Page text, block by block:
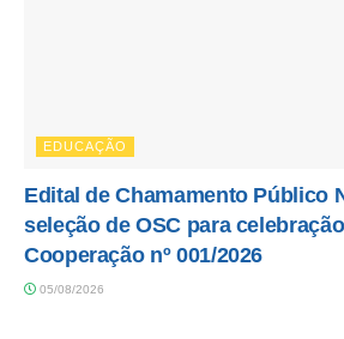
EDUCAÇÃO
Edital de Chamamento Público
seleção de OSC para
Cooperação nº 001/2026
05/08/2026